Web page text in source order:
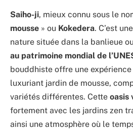
Saiho-ji, mieux connu sous le
mousse » ou Kokedera. C’est
nature située dans la banlieue
au patrimoine mondial de
bouddhiste offre une expérience
luxuriant jardin de mousse,
variétés différentes. Cette oasis
fortement avec les jardins zen
ainsi une atmosphère où le